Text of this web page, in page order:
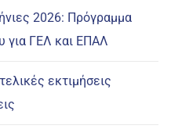
2026: Πρόγραμμα
για ΓΕΛ και ΕΠΑΛ
εκτιμήσεις